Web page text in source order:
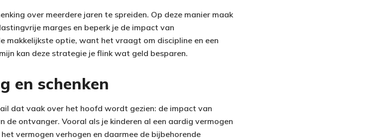
over meerdere jaren te spreiden. Op deze manier maak
marges en beperk je de impact van
makkelijkste optie, want het vraagt om discipline en een
kan deze strategie je flink wat geld besparen.
en schenken
dat vaak over het hoofd wordt gezien: de impact van
de ontvanger. Vooral als je kinderen al een aardig vermogen
vermogen verhogen en daarmee de bijbehorende